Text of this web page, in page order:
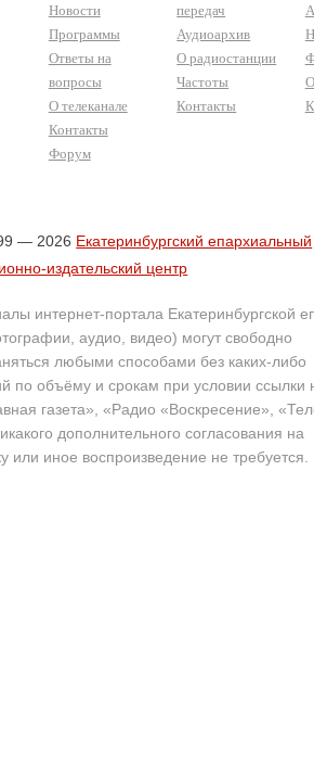
Новости
Программы
Ответы на
вопросы
О телеканале
Контакты
Форум
передач
Аудиоархив
О радиостанции
Частоты
Контакты
— 2026 Екатеринбургский епархиальный
издательский центр
интернет-портала Екатеринбургской
аудио, видео) могут свободно
любыми способами без каких-либо
по объёму и срокам при условии ссылки
газета», «Радио «Воскресение»,
дополнительного согласования на
или иное воспроизведение не требуется.